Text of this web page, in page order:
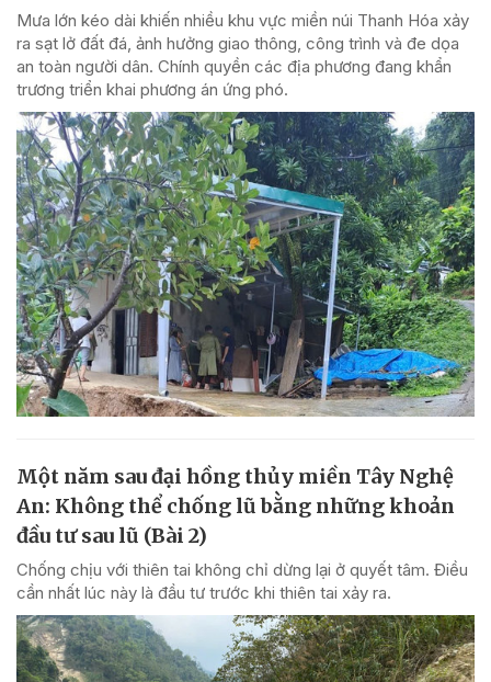
Mưa lớn kéo dài khiến nhiều khu vực miền núi Thanh Hóa xảy
ra sạt lở đất đá, ảnh hưởng giao thông, công trình và đe dọa
an toàn người dân. Chính quyền các địa phương đang khẩn
trương triển khai phương án ứng phó.
Một năm sau đại hồng thủy miền Tây Nghệ
An: Không thể chống lũ bằng những khoản
đầu tư sau lũ (Bài 2)
Chống chịu với thiên tai không chỉ dừng lại ở quyết tâm. Điều
cần nhất lúc này là đầu tư trước khi thiên tai xảy ra.